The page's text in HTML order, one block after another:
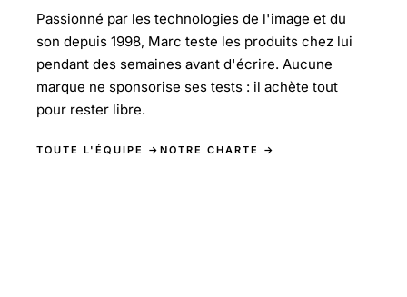
Passionné par les technologies de l'image et du
son depuis 1998, Marc teste les produits chez lui
pendant des semaines avant d'écrire. Aucune
marque ne sponsorise ses tests : il achète tout
pour rester libre.
TOUTE L'ÉQUIPE → NOTRE CHARTE →